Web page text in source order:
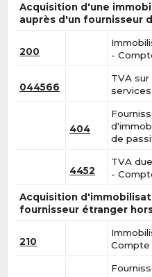
Acquisition d'une
auprès d'un fournisseur
200
-
044566
TVA
404
de
4452
TVA
-
Acquisition
fournisseur étranger
210